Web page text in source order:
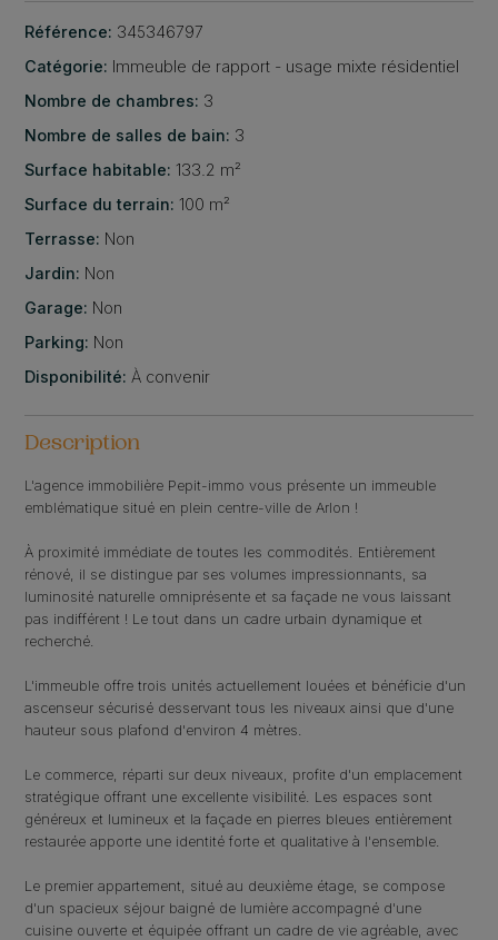
Référence: 345346797
Catégorie: Immeuble de rapport - usage mixte résidentiel
Nombre de chambres: 3
Nombre de salles de bain: 3
Surface habitable: 133.2 m²
Surface du terrain: 100 m²
Terrasse: Non
Jardin: Non
Garage: Non
Parking: Non
Disponibilité: À convenir
Description
L'agence immobilière Pepit-immo vous présente un immeuble
emblématique situé en plein centre-ville de Arlon !
À proximité immédiate de toutes les commodités. Entièrement
rénové, il se distingue par ses volumes impressionnants, sa
luminosité naturelle omniprésente et sa façade ne vous laissant
pas indifférent ! Le tout dans un cadre urbain dynamique et
recherché.
L'immeuble offre trois unités actuellement louées et bénéficie d'un
ascenseur sécurisé desservant tous les niveaux ainsi que d'une
hauteur sous plafond d'environ 4 mètres.
Le commerce, réparti sur deux niveaux, profite d'un emplacement
stratégique offrant une excellente visibilité. Les espaces sont
généreux et lumineux et la façade en pierres bleues entièrement
restaurée apporte une identité forte et qualitative à l'ensemble.
Le premier appartement, situé au deuxième étage, se compose
d'un spacieux séjour baigné de lumière accompagné d'une
cuisine ouverte et équipée offrant un cadre de vie agréable, avec